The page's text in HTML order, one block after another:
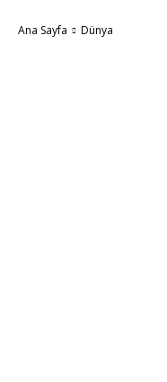
Ana Sayfa Dünya